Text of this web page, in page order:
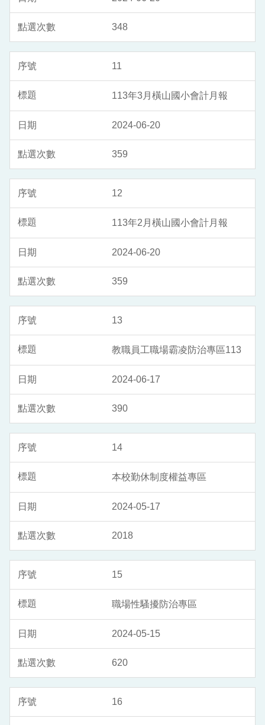
348
11
113年3月橫山國小會計月報
2024-06-20
359
12
113年2月橫山國小會計月報
2024-06-20
359
13
教職員工職場霸凌防治專區113
2024-06-17
390
14
本校勤休制度權益專區
2024-05-17
2018
15
職場性騷擾防治專區
2024-05-15
620
16